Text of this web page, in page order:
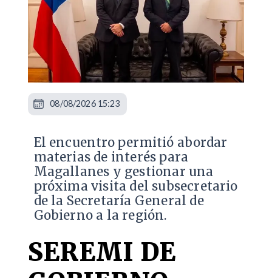
El encuentro permitió abordar
materias de interés para
Magallanes y gestionar una
próxima visita del subsecretario
de la Secretaría General de
Gobierno a la región.
SEREMI DE
08/08/2026 15:23